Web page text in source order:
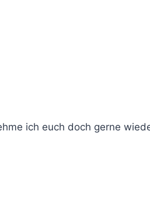
ich euch doch gerne